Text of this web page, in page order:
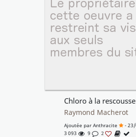
Chloro à la rescousse
Raymond Macherot
Ajoutée par Anthracite
-
3 093
9 2